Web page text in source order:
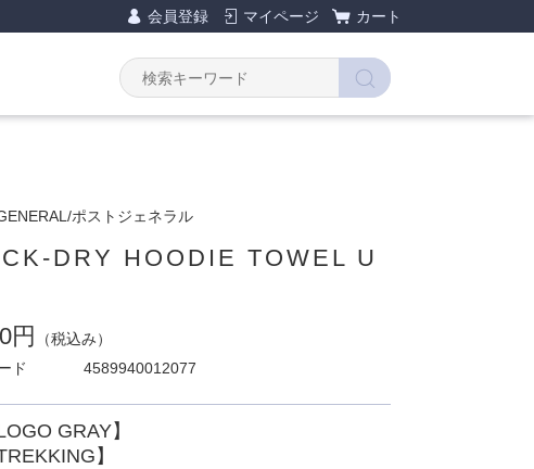
会員登録 マイページ カート
ポストジェネラル
DRY HOODIE TOWEL U
円
（税込み）
ド
4589940012077
GRAY】
】